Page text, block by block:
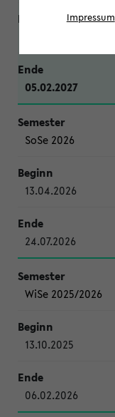
05.02.2027
SoSe 2026
13.04.2026
24.07.2026
WiSe 2025/2026
13.10.2025
06.02.2026
Impressum